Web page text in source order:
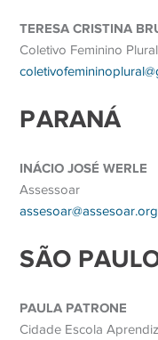
TERESA CRISTINA
Coletivo Feminino Plural
PARANÁ
INÁCIO JOSÉ WERLE
Assessoar
SÃO
PAULA PATRONE
Cidade Escola Aprendiz